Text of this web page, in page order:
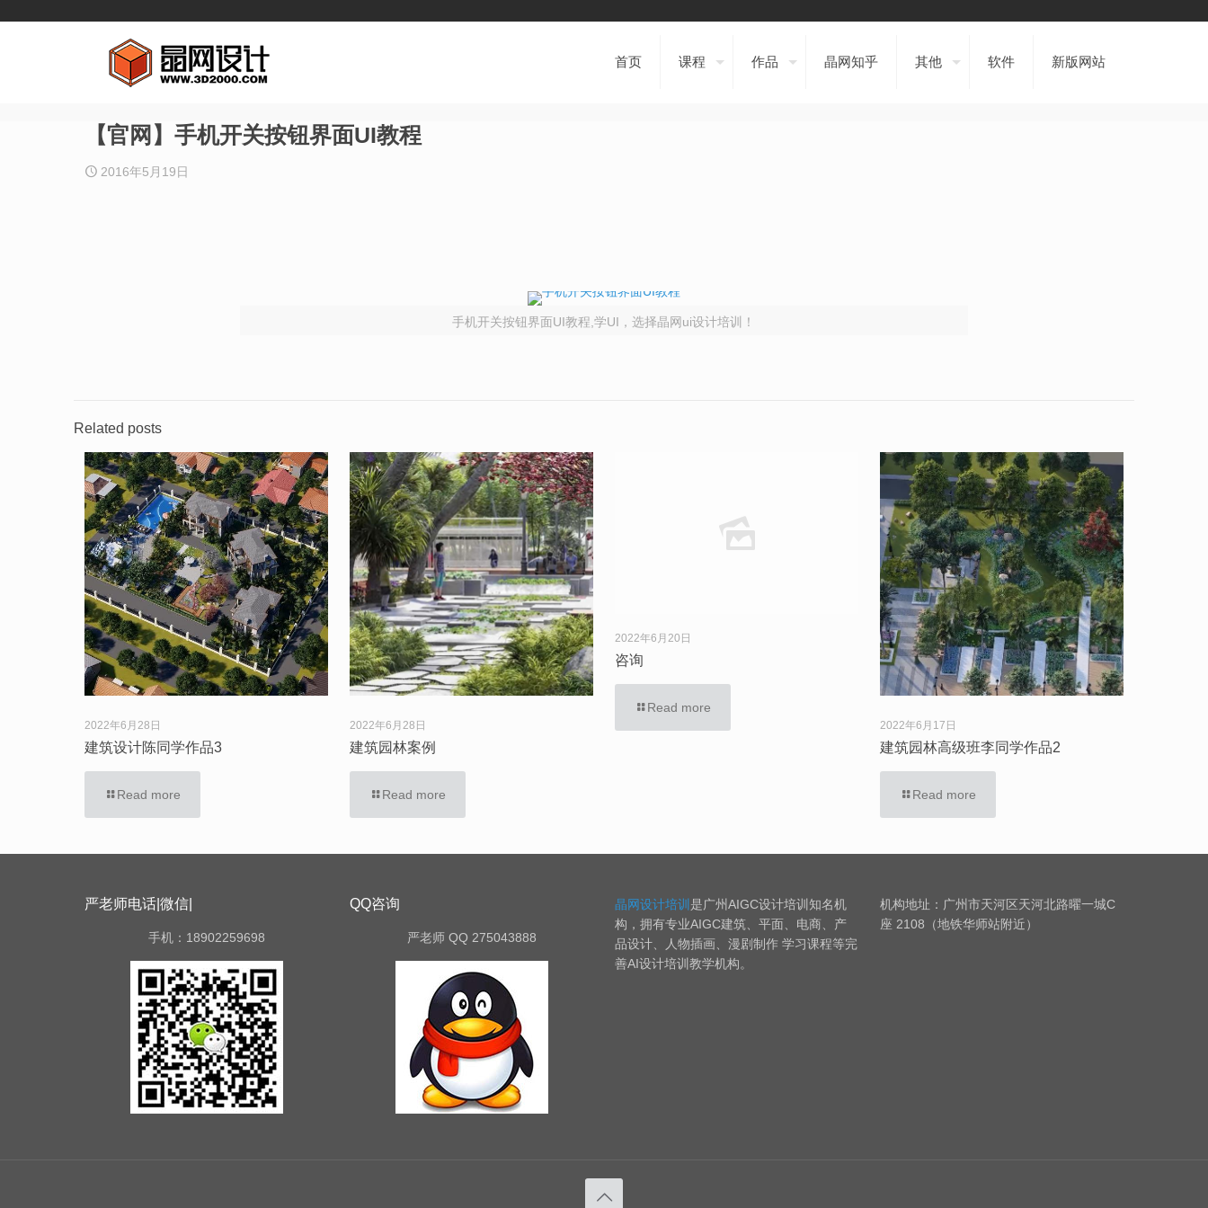
首页 课程 作品 晶网知乎 其他 软件 新版网站
【官网】手机开关按钮界面UI教程
2016年5月19日
手机开关按钮界面UI教程,学UI，选择晶网ui设计培训！
Related posts
2022年6月28日
建筑设计陈同学作品3
Read more
2022年6月28日
建筑园林案例
Read more
2022年6月20日
咨询
Read more
2022年6月17日
建筑园林高级班李同学作品2
Read more
严老师电话|微信|
手机：18902259698
QQ咨询
严老师 QQ 275043888
晶网设计培训 是广州AIGC设计培训知名机
构，拥有专业AIGC建筑、平面、电商、产
品设计、人物插画、漫剧制作 学习课程等完
善AI设计培训教学机构。
机构地址：广州市天河区天河北路曜一城C
座 2108（地铁华师站附近）